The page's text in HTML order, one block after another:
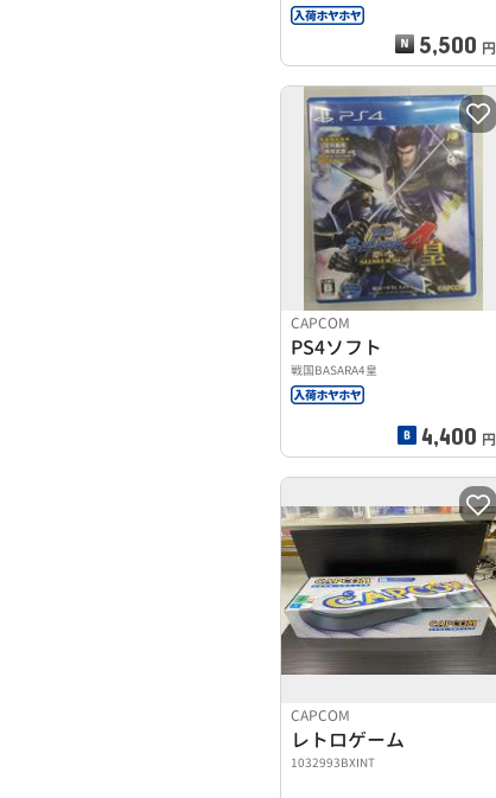
5,500 円
CAPCOM
PS4ソフト
戦国BASARA4皇
4,400 円
CAPCOM
レトロゲーム
1032993BXINT